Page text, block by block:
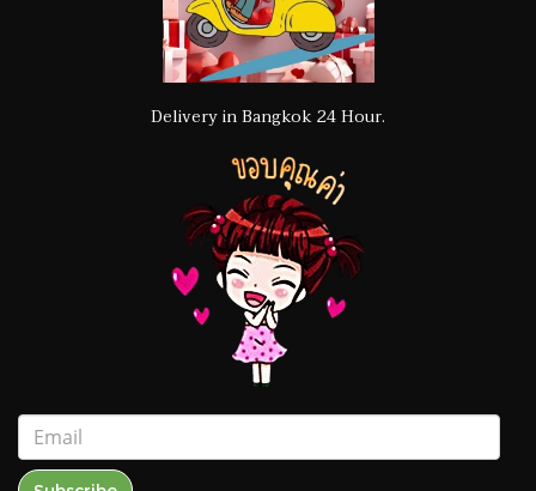
Delivery in Bangkok 24 Hour.